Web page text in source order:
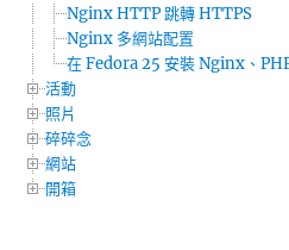
Nginx HTTP 跳轉 HTTPS
Nginx 多網站配置
在 Fedora 25 安裝 Nginx、
活動
照片
碎碎念
網站
開箱